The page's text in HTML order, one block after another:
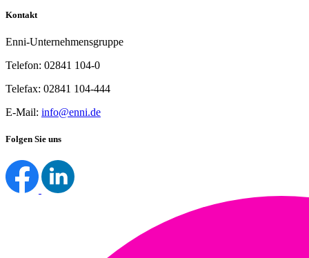
Kontakt
Enni-Unternehmensgruppe
Telefon: 02841 104-0
Telefax: 02841 104-444
E-Mail: info@enni.de
Folgen Sie uns